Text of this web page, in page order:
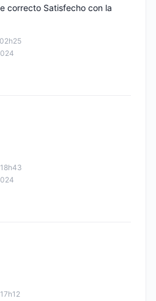
correcto Satisfecho con la